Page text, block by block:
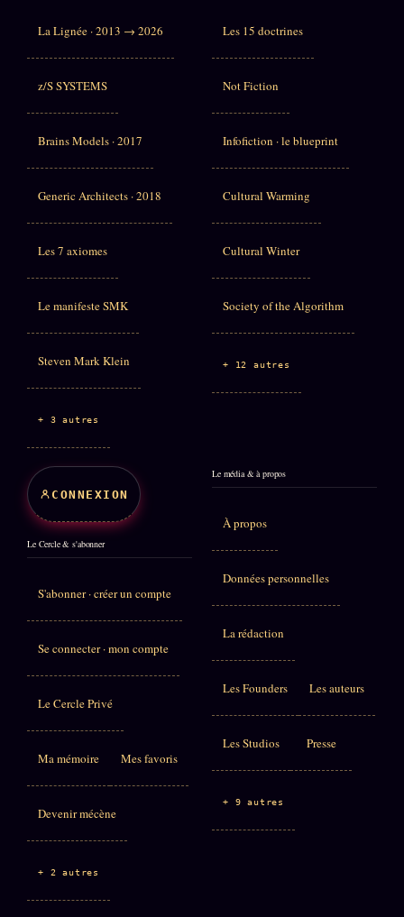
La Lignée · 2013 → 2026
z/S SYSTEMS
Brains Models · 2017
Generic Architects · 2018
Les 7 axiomes
Le manifeste SMK
Steven Mark Klein
+ 3 autres
Les 15 doctrines
Not Fiction
Infofiction · le blueprint
Cultural Warming
Cultural Winter
Society of the Algorithm
+ 12 autres
CONNEXION
Le Cercle & s'abonner
S'abonner · créer un compte
Se connecter · mon compte
Le Cercle Privé
Ma mémoire Mes favoris
Devenir mécène
+ 2 autres
Le média & à propos
À propos
Données personnelles
La rédaction
Les Founders Les auteurs
Les Studios Presse
+ 9 autres